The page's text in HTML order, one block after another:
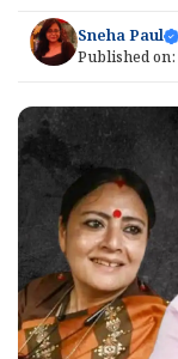
Sneha Paul
Published on: